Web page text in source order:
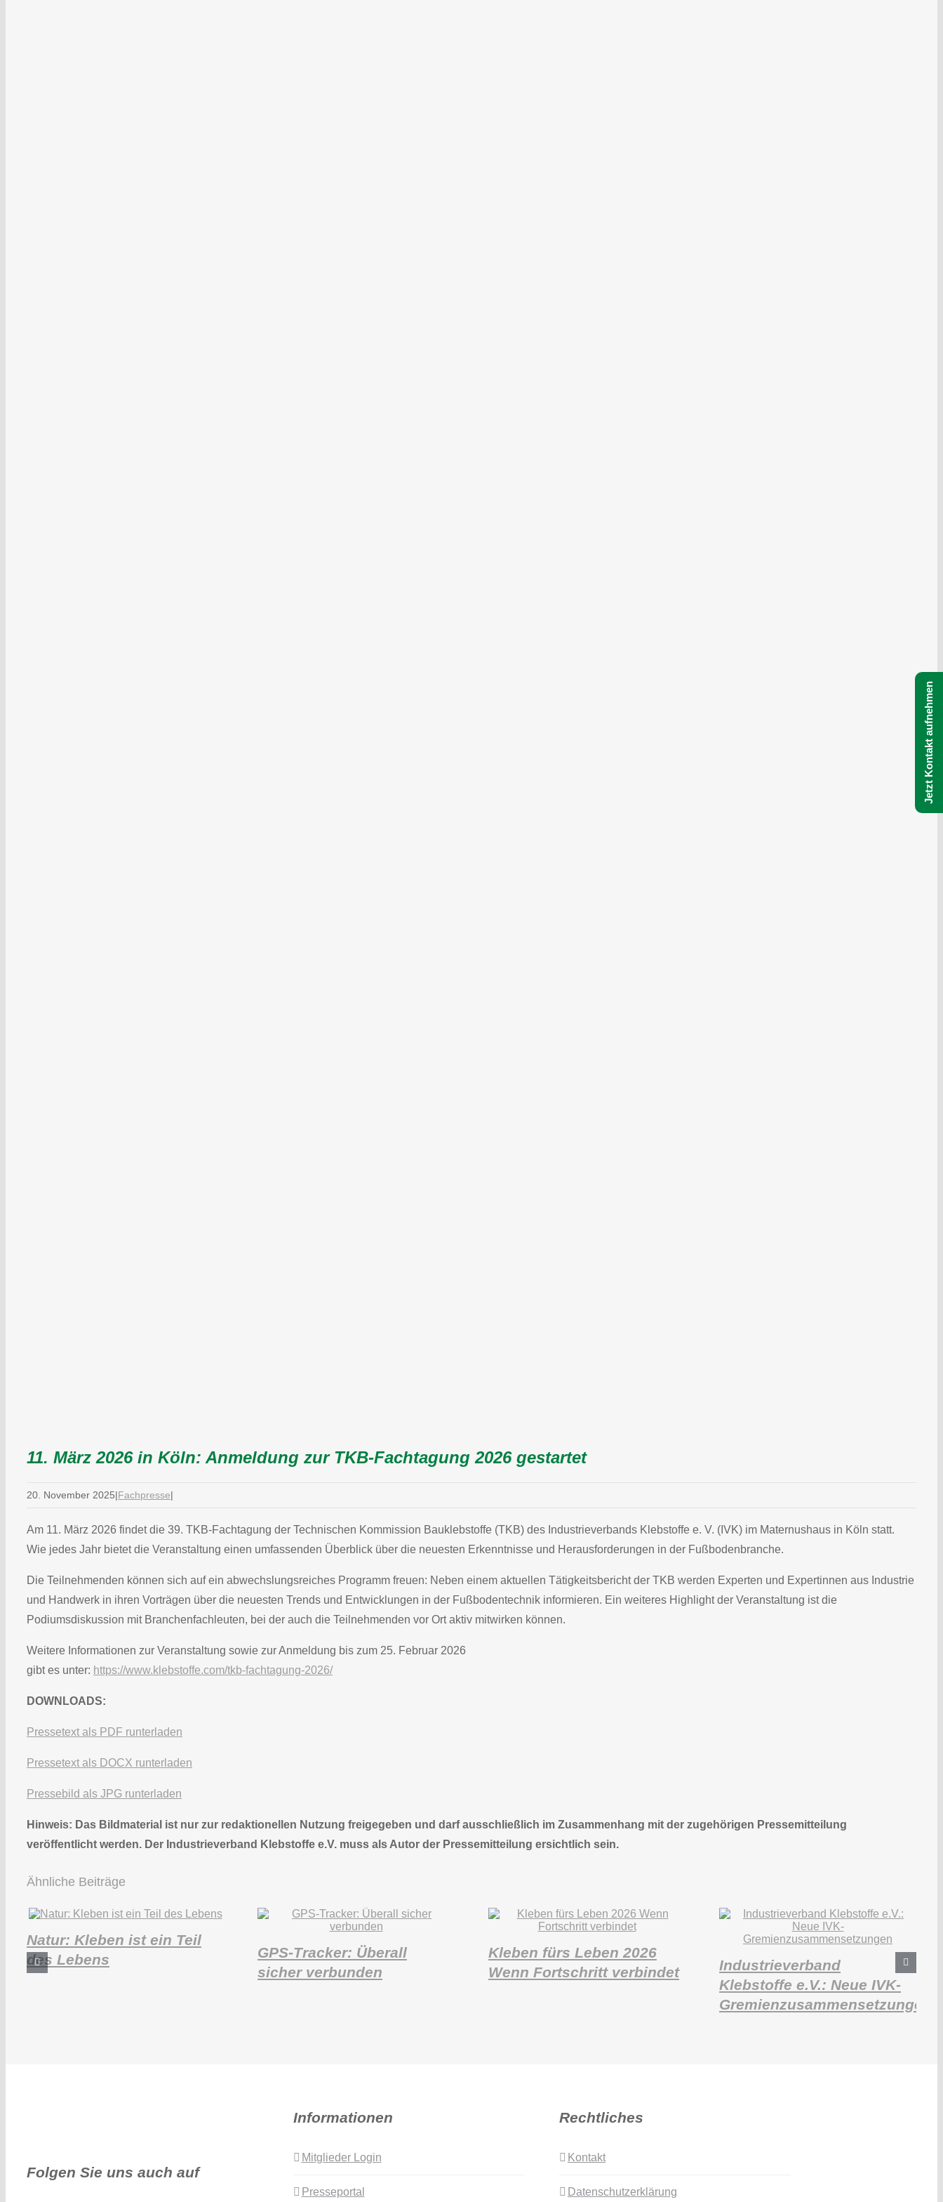
11. März 2026 in Köln: Anmeldung zur TKB-Fachtagung 2026 gestartet
20. November 2025|Fachpresse|
Am 11. März 2026 findet die 39. TKB-Fachtagung der Technischen Kommission Bauklebstoffe (TKB) des Industrieverbands Klebstoffe e. V. (IVK) im Maternushaus in Köln statt.
Wie jedes Jahr bietet die Veranstaltung einen umfassenden Überblick über die neuesten Erkenntnisse und Herausforderungen in der Fußbodenbranche.
Die Teilnehmenden können sich auf ein abwechslungsreiches Programm freuen: Neben einem aktuellen Tätigkeitsbericht der TKB werden Experten und Expertinnen aus Industrie
und Handwerk in ihren Vorträgen über die neuesten Trends und Entwicklungen in der Fußbodentechnik informieren. Ein weiteres Highlight der Veranstaltung ist die
Podiumsdiskussion mit Branchenfachleuten, bei der auch die Teilnehmenden vor Ort aktiv mitwirken können.
Weitere Informationen zur Veranstaltung sowie zur Anmeldung bis zum 25. Februar 2026
gibt es unter: https://www.klebstoffe.com/tkb-fachtagung-2026/
DOWNLOADS:
Pressetext als PDF runterladen
Pressetext als DOCX runterladen
Pressebild als JPG runterladen
Hinweis: Das Bildmaterial ist nur zur redaktionellen Nutzung freigegeben und darf ausschließlich im Zusammenhang mit der zugehörigen Pressemitteilung
veröffentlicht werden. Der Industrieverband Klebstoffe e.V. muss als Autor der Pressemitteilung ersichtlich sein.
Ähnliche Beiträge
Natur: Kleben ist ein Teil
des Lebens
GPS-Tracker: Überall
sicher verbunden
Kleben fürs Leben 2026
Wenn Fortschritt verbindet
Industrieverband
Klebstoffe e.V.: Neue IVK-
Gremienzusammensetzungen
Folgen Sie uns auch auf
Informationen
Mitglieder Login
Presseportal
Rechtliches
Kontakt
Datenschutzerklärung
Jetzt Kontakt aufnehmen